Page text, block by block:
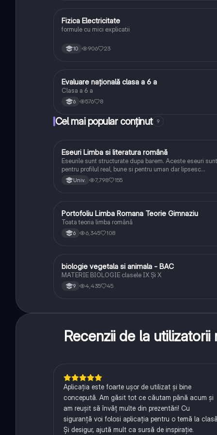
Fizică
Fizica Electricitate
formule cu mici explicatii
10 906 23
Matematică
Evaluare națională clasa a 6 a
Clasa a 6 a
6 576 8
Cel mai popular conținut 9
Limba și literatura română
Eseuri Limba si literatura română
Eseurile sunt structurate dupa barem. Aceste eseuri sunt
pentru profilul real, bune si pentru uman dar lipsesc
relatiile dintre personaje si caracrerizarile.
Univ. 7,798 155
Limba și literatura română
Portofoliu Limba Romana Teorie Gimnaziu
Toata teoria limba română
6 6,345 108
Biologie
biologie vegetala si animala - BAC
MATERIE BIOLOGIE clasele IX Şi X
9 4,435 45
Recenzii de la
Aplicația este foarte ușor de utilizat și bine
concepută. Am găsit tot ce căutam până acum și
am reușit să învăț multe din prezentări! Cu
siguranță voi folosi aplicația pentru o temă la
Și desigur, ajută mult ca sursă de inspirație.